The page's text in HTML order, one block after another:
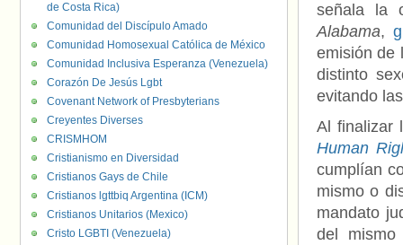
señala la
Alabama,
emisión de
distinto
evitando
Al finalizar
Human
cumplían
mismo o
mandato
del
de Costa Rica)
Comunidad del Discípulo Amado
Comunidad Homosexual Católica de México
Comunidad Inclusiva Esperanza (Venezuela)
Corazón De Jesús Lgbt
Covenant Network of Presbyterians
Creyentes Diverses
CRISMHOM
Cristianismo en Diversidad
Cristianos Gays de Chile
Cristianos lgttbiq Argentina (ICM)
Cristianos Unitarios (Mexico)
Cristo LGBTI (Venezuela)